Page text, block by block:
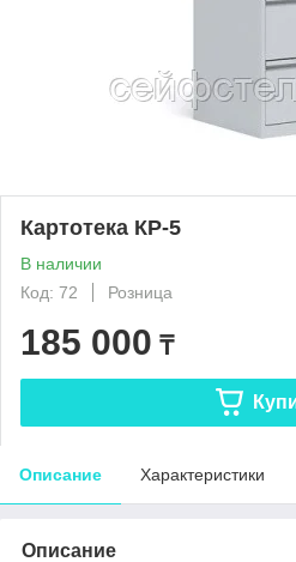
Картотека КР-5
В наличии
Код: 72
Розница
185 000 ₸
Описание Характеристики
Описание